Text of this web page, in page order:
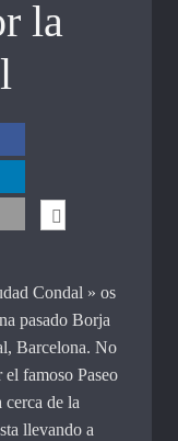
la
Condal » os
pasado Borja
Barcelona. No
famoso Paseo
de la
llevando a